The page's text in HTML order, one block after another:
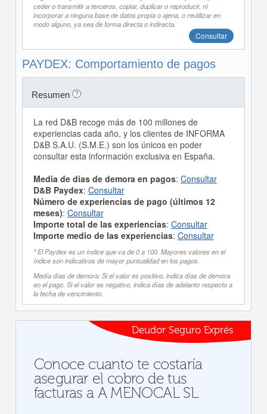
ceder o transmitir a terceros, copiar, duplicar o reproducir, ni
incorporar a ninguna base de datos propia o ajena, o reutilizar en
modo alguno, ya sea de forma directa o indirecta.
Consultar
PAYDEX: Comportamiento de pagos
Resumen
La red D&B recoge más de 100 millones de
experiencias cada año, y los clientes de INFORMA
D&B S.A.U. (S.M.E.) son los únicos en poder
consultar esta información exclusiva en España.
Media de días de demora en pagos: Consultar
D&B Paydex: Consultar
Número de experiencias de pago (últimos 12
meses): Consultar
Importe total de las experiencias: Consultar
Importe medio de las experiencias: Consultar
* El Paydex es un índice que va de 0 a 100. Mayores valores en el
índice son indicativos de mayor puntualidad en los pagos.
Medía días de demora: Si el valor es positivo, indica días de demora
en el pago. Si el valor es negativo, indica días de adelanto respecto a
la fecha de vencimiento.
Deudor Seguro Exprés
Conoce cuanto te costaría
asegurar el cobro de tus
facturas a A MENOCAL SL